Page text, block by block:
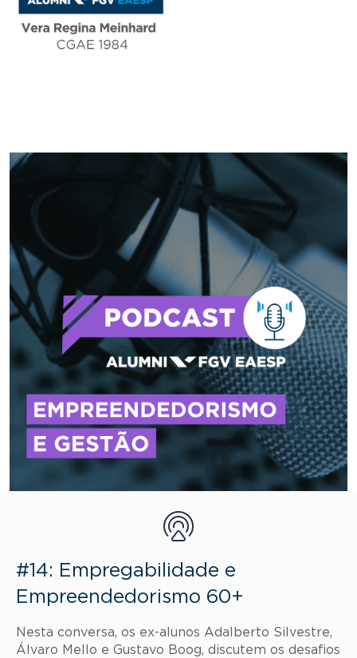
#14: Empregabilidade e
Empreendedorismo 60+
Nesta conversa, os ex-alunos Adalberto Silvestre,
Álvaro Mello e Gustavo Boog, discutem os desafios